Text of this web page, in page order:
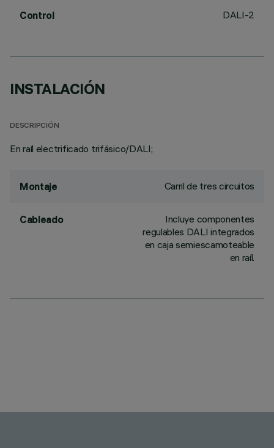
Control DALI-2
INSTALACIÓN
DESCRIPCIÓN
En raíl electrificado trifásico/DALI;
Montaje Carril de tres circuitos
Cableado
Incluye componentes
regulables DALI integrados
en caja semiescamoteable
en raíl.